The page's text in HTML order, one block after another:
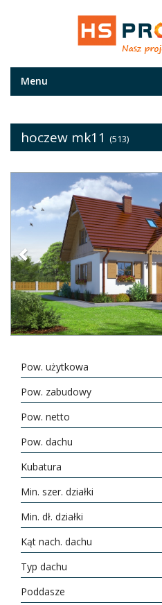
Menu
hoczew mk11 (513)
Previous
Pow. użytkowa
Pow. zabudowy
Pow. netto
Pow. dachu
Kubatura
Min. szer. działki
Min. dł. działki
Kąt nach. dachu
Typ dachu
Poddasze